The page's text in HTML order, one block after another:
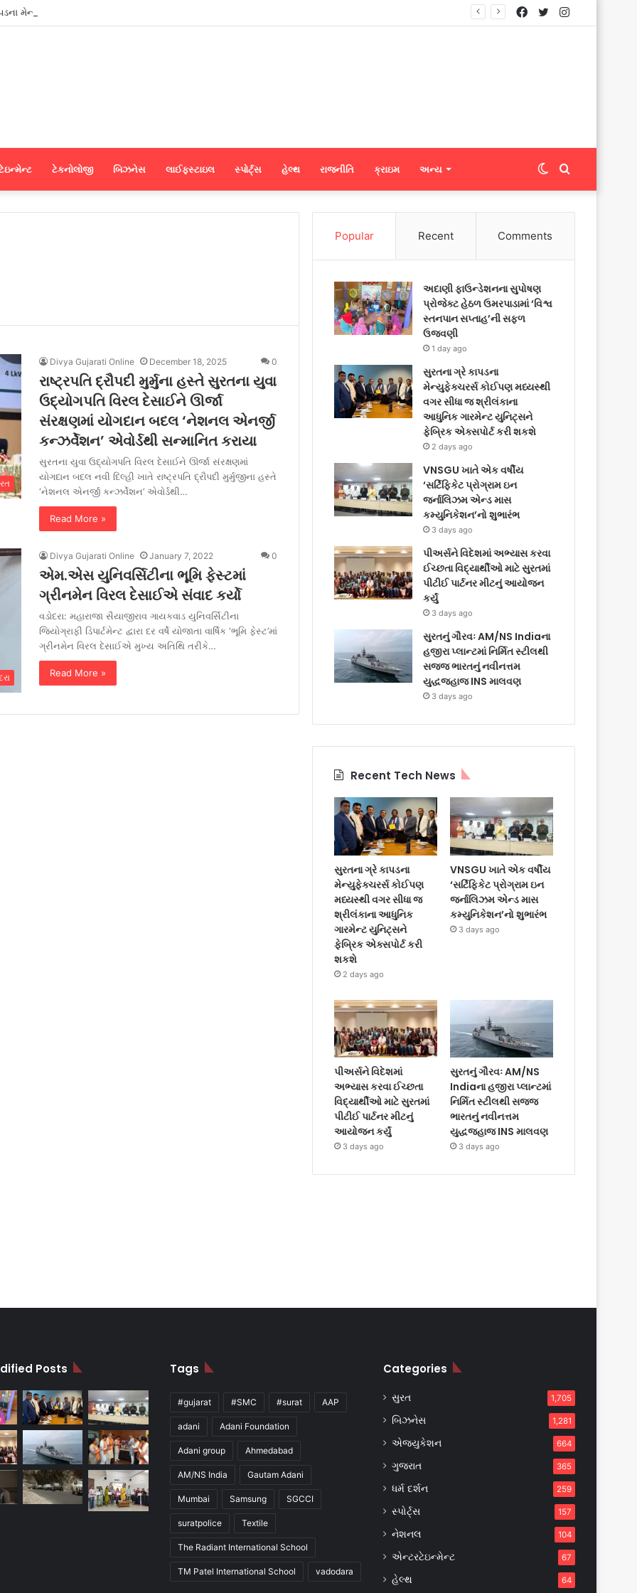
મેન્યુફેક્ચરર્સ કોઈપણ મધ્યસ્થી વગર સીધા જ શ્રીલંકાના આધુનિક ગારમેન્ટ યુનિટ્સને ફેબ્રિક એક્સપોર્ટ કરી શકશે Instagram
Twitter
Facebook
ટેકનોલોજી બિઝનેસ લાઈફસ્ટાઇલ સ્પોર્ટ્સ હેલ્થ રાજનીતિ ક્રાઇમ અન્ય Search
for
Switch
skin
Divya Gujarati Online December 18, 2025 0
રાષ્ટ્રપતિ દ્રૌપદી મુર્મુના હસ્તે સુરતના યુવા
ઉદ્યોગપતિ વિરલ દેસાઈને ઊર્જા
સંરક્ષણમાં યોગદાન બદલ ‘નેશનલ એનર્જી
કન્ઝર્વેશન’ એવોર્ડથી સન્માનિત કરાયા
સુરતના યુવા ઉદ્યોગપતિ વિરલ દેસાઈને ઊર્જા સંરક્ષણમાં
યોગદાન બદલ નવી દિલ્હી ખાતે રાષ્ટ્રપતિ દ્રૌપદી મુર્મુજીના હસ્તે
‘નેશનલ એનર્જી કન્ઝર્વેશન’ એવોર્ડથી…
Read More »
Divya Gujarati Online January 7, 2022 0
એમ.એસ યુનિવર્સિટીના ભૂમિ ફેસ્ટમાં
ગ્રીનમેન વિરલ દેસાઈએ સંવાદ કર્યો
વડોદરા: મહારાજા સૈયાજીરાવ ગાયકવાડ યુનિવર્સિટીના
જિયોગ્રાફી ડિપાર્ટમેન્ટ દ્વારા દર વર્ષે યોજાતા વાર્ષિક ‘ભૂમિ ફેસ્ટ’માં
ગ્રીનમેન વિરલ દેસાઈએ મુખ્ય અતિથિ તરીકે…
Read More »
Popular Recent Comments
અદાણી ફાઉન્ડેશનના સુપોષણ
પ્રોજેક્ટ હેઠળ ઉમરપાડામાં ‘વિશ્વ
સ્તનપાન સપ્તાહ’ની સફળ
ઉજવણી
1 day ago
સુરતના ગ્રે કાપડના
મેન્યુફેક્ચરર્સ કોઈપણ મધ્યસ્થી
વગર સીધા જ શ્રીલંકાના
આધુનિક ગારમેન્ટ યુનિટ્સને
ફેબ્રિક એક્સપોર્ટ કરી શકશે
2 days ago
VNSGU ખાતે એક વર્ષીય
‘સર્ટિફિકેટ પ્રોગ્રામ ઇન
જર્નાલિઝમ એન્ડ માસ
કમ્યુનિકેશન’નો શુભારંભ
3 days ago
પીઅર્સને વિદેશમાં અભ્યાસ કરવા
ઈચ્છતા વિદ્યાર્થીઓ માટે સુરતમાં
પીટીઈ પાર્ટનર મીટનું આયોજન
કર્યું
3 days ago
સુરતનું ગૌરવઃ AM/NS Indiaના
હજીરા પ્લાન્ટમાં નિર્મિત સ્ટીલથી
સજ્જ ભારતનું નવીનત્તમ
યુદ્ધજહાજ INS માલવણ
3 days ago
Recent Tech News
સુરતના ગ્રે કાપડના
મેન્યુફેક્ચરર્સ કોઈપણ
મધ્યસ્થી વગર સીધા જ
શ્રીલંકાના આધુનિક
ગારમેન્ટ યુનિટ્સને
ફેબ્રિક એક્સપોર્ટ કરી
શકશે
2 days ago
VNSGU ખાતે એક વર્ષીય
‘સર્ટિફિકેટ પ્રોગ્રામ ઇન
જર્નાલિઝમ એન્ડ માસ
કમ્યુનિકેશન’નો શુભારંભ
3 days ago
પીઅર્સને વિદેશમાં
અભ્યાસ કરવા ઈચ્છતા
વિદ્યાર્થીઓ માટે સુરતમાં
પીટીઈ પાર્ટનર મીટનું
આયોજન કર્યું
3 days ago
સુરતનું ગૌરવઃ AM/NS
Indiaના હજીરા પ્લાન્ટમાં
નિર્મિત સ્ટીલથી સજ્જ
ભારતનું નવીનત્તમ
યુદ્ધજહાજ INS માલવણ
3 days ago
Posts Tags
#gujarat #SMC #surat AAP
adani Adani Foundation
Adani group Ahmedabad
AM/NS India Gautam Adani
Mumbai Samsung SGCCI
suratpolice Textile
The Radiant International School
TM Patel International School vadodara
Categories
સુરત 1,705
બિઝનેસ 1,281
એજ્યુકેશન 664
ગુજરાત 365
ધર્મ દર્શન 259
સ્પોર્ટ્સ 157
નેશનલ 104
એન્ટરટેઇન્મેન્ટ 67
હેલ્થ 64